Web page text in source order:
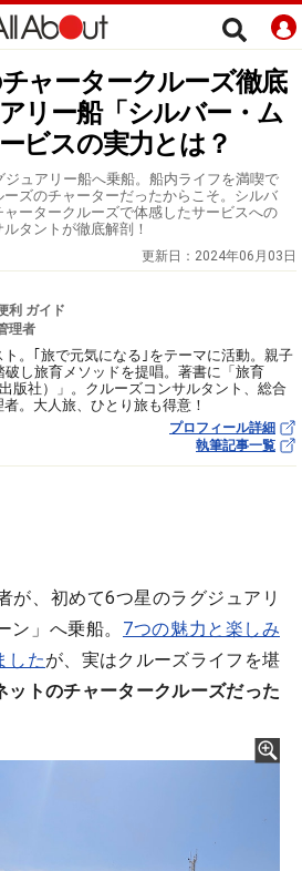
ャータークルーズ徹底
リー船「シルバー・ム
ビスの実力とは？
ュアリー船へ乗船。船内ライフを満喫で
ズのチャーターだったからこそ。シルバ
ータークルーズで体感したサービスへの
タントが徹底解剖！
更新日： 2024年06月03日
利 ガイド
理者
。｢旅で元気になる｣をテーマに活動。親子
破し旅育メソッドを提唱。著書に「旅育
版社）」。クルーズコンサルタント、総合
。大人旅、ひとり旅も得意！
プロフィール詳細
執筆記事一覧
が、初めて6つ星のラグジュアリ
ン」へ乗船。 7つの魅力と楽しみ
したが、実はクルーズライフを堪
ットのチャータークルーズだった